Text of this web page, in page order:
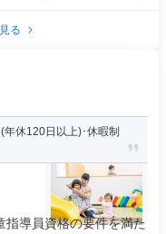
る
休120日以上)･休暇制
導員資格の要件を満た